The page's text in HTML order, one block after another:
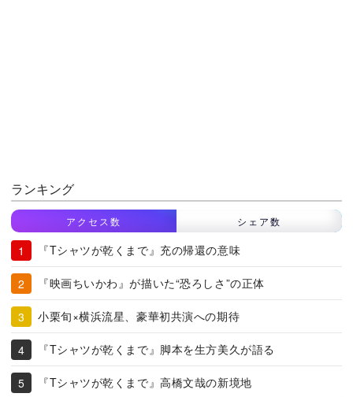
ランキング
アクセス数 シェア数
『Tシャツが乾くまで』充の帰還の意味
『映画ちいかわ』が描いた“恐ろしさ”の正体
小栗旬×横浜流星、豪華初共演への期待
『Tシャツが乾くまで』脚本を生方美久が語る
『Tシャツが乾くまで』高橋文哉の新境地